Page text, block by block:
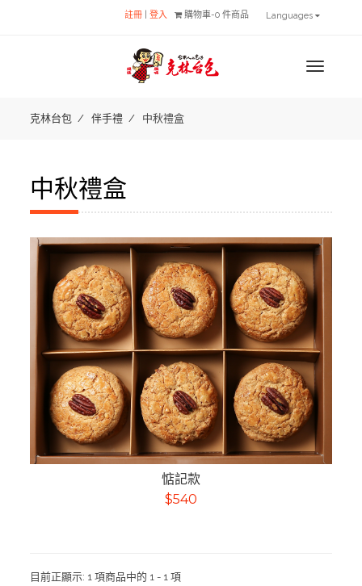
註冊 登入 購物車-0 件商品 Languages
MENU
克林台包 伴手禮 中秋禮盒
中秋禮盒
惦記款
$540
目前正顯示: 1 項商品中的 1 - 1 項